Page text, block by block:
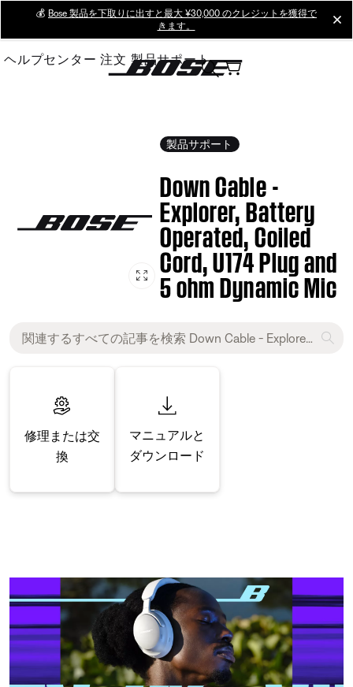
Main
💰 Bose 製品を下取りに出すと最大 ¥30,000 のクレジットを獲得で
きます。
ヘルプセンター 注文 製品サポート
製品サポート
Down Cable -
Explorer, Battery
Operated, Coiled
Cord, U174 Plug and
5 ohm Dynamic Mic
修理または交
換
マニュアルと
ダウンロード